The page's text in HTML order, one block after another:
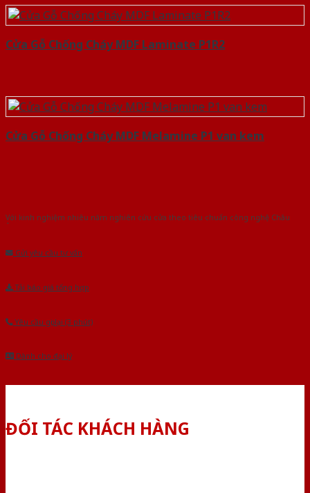
Cửa Gỗ Chống Cháy MDF Laminate P1R2
Cửa Gỗ Chống Cháy MDF Melamine P1 van kem
Với kinh nghiệm nhiêu năm nghiên cứu cửa theo tiêu chuẩn công nghệ Châu
Gửi yêu cầu tư vấn
Tải báo giá tổng hợp
Yêu cầu gọi lại (3 phút)
Dành cho đại lý
ĐỐI TÁC KHÁCH HÀNG